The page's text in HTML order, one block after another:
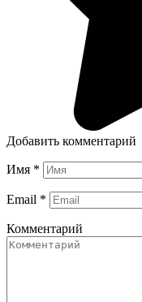
Добавить комментарий
Имя *
Email *
Комментарий